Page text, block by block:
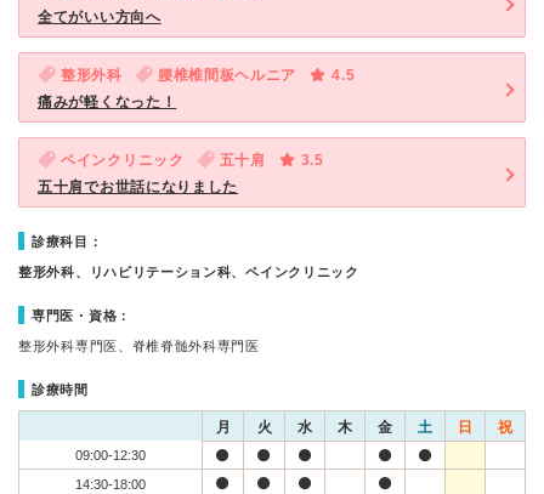
全てがいい方向へ
整形外科 腰椎椎間板ヘルニア
4.5
痛みが軽くなった！
ペインクリニック 五十肩
3.5
五十肩でお世話になりました
診療科目：
整形外科、リハビリテーション科、ペインクリニック
専門医・資格：
整形外科専門医、脊椎脊髄外科専門医
診療時間
月 火 水 木 金 土 日 祝
09:00-12:30
14:30-18:00